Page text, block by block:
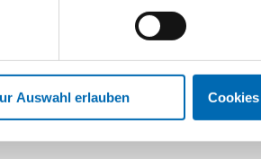
Auswahl erlauben